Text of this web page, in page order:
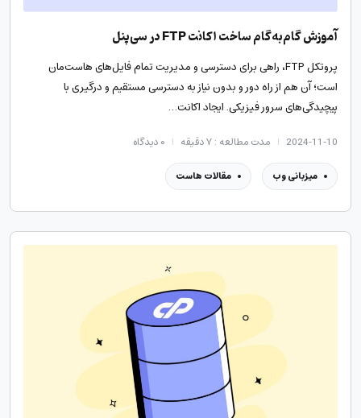
آموزش گام‌به‌گام ساخت اکانت FTP در سی‌پنل
پروتکل FTP، راهی برای دسترسی و مدیریت تمام فایل‌های هاست‌مان
است؛ آن هم از راه دور و بدون نیاز به دسترسی مستقیم و درگیری با
پیچیدگی‌های سرور فیزیکی. ایجاد اکانت…
2024-11-10 مدت مطالعه : ۷ دقیقه ۰دیدگاه
میزبانی وب مقالات هاست